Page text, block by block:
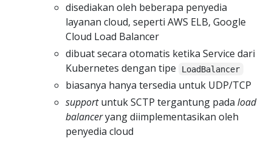
disediakan oleh beberapa penyedia
layanan cloud, seperti AWS ELB, Google
Cloud Load Balancer
dibuat secara otomatis ketika Service dari
Kubernetes dengan tipe
LoadBalancer
biasanya hanya tersedia untuk UDP/TCP
supportuntuk SCTP tergantung pada load
balanceryang diimplementasikan oleh
penyedia cloud